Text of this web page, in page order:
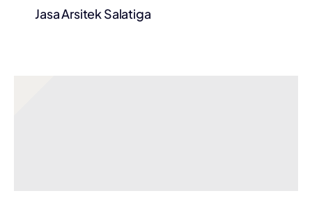
Jasa Arsitek Salatiga